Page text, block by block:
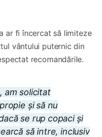
ar fi încercat să limiteze
vântului puternic din
recomandările.
am solicitat
și să nu
se rup copaci și
să intre, inclusiv